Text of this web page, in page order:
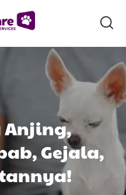
Anjing,
Gejala,